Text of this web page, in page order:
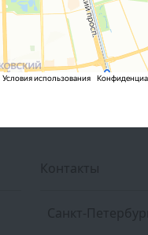
Контакты
Санкт-Петербург: